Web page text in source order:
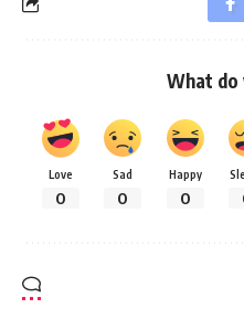
What do
Love
0
Sad
0
Happy
0